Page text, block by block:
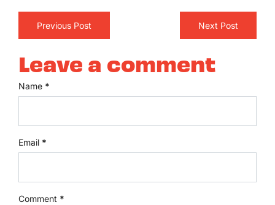
Previous Post Next Post
Leave a comment
Name *
Email *
Comment *